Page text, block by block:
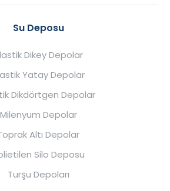
Su Deposu
Dikey Depolar
Yatay Depolar
Dikdörtgen Depolar
Milenyum Depolar
Altı Depolar
Silo Deposu
Turşu Depoları